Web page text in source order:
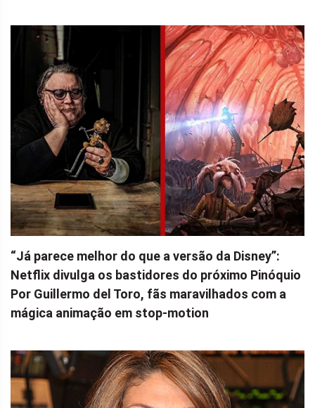
“Já parece melhor do que a versão da Disney”:
Netflix divulga os bastidores do próximo Pinóquio
Por Guillermo del Toro, fãs maravilhados com a
mágica animação em stop-motion